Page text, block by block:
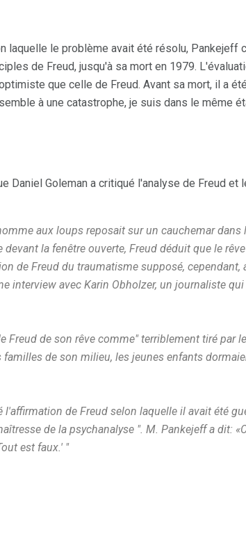
laquelle le problème avait été résolu, Pankejeff
de Freud, jusqu'à sa mort en 1979.
que celle de Freud. Avant sa mort, il a
à une catastrophe, je suis dans le même
Daniel Goleman a critiqué l'analyse de Freud et
aux loups reposait sur un cauchemar
la fenêtre ouverte, Freud déduit que le
de Freud du traumatisme supposé, cependant,
interview avec Karin Obholzer, un journaliste
Freud de son rêve comme" terriblement tiré par
familles de son milieu, les jeunes enfants
l'affirmation de Freud selon laquelle il avait été
de la psychanalyse ". M. Pankejeff a dit:
est faux.' "